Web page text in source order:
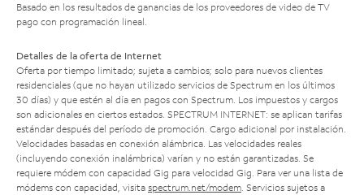
Basado en los resultados de ganancias de los proveedores de video de TV
pago con programación lineal.
Detalles de la oferta de Internet
Oferta por tiempo limitado; sujeta a cambios; solo para nuevos clientes
residenciales (que no hayan utilizado servicios de Spectrum en los últimos
30 días) y que estén al día en pagos con Spectrum. Los impuestos y cargos
son adicionales en ciertos estados. SPECTRUM INTERNET: se aplican tarifas
estándar después del período de promoción. Cargo adicional por instalación.
Velocidades basadas en conexión alámbrica. Las velocidades reales
(incluyendo conexión inalámbrica) varían y no están garantizadas. Se
requiere módem con capacidad Gig para velocidad Gig. Para ver una lista de
módems con capacidad, visita spectrum.net/modem. Servicios sujetos a